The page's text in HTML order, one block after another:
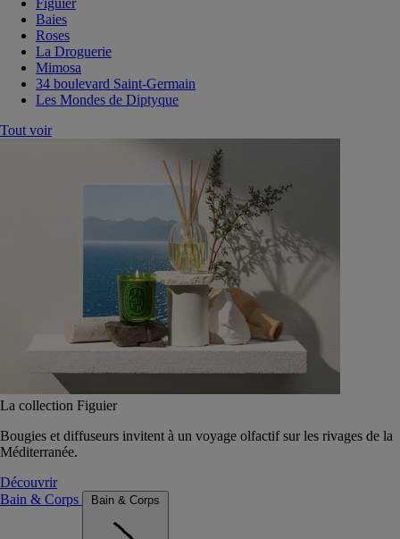
Figuier
Baies
Roses
La Droguerie
Mimosa
34 boulevard Saint-Germain
Les Mondes de Diptyque
Tout voir
La collection Figuier
Bougies et diffuseurs invitent à un voyage olfactif sur les rivages de la
Méditerranée.
Découvrir
Bain & Corps
Bain & Corps